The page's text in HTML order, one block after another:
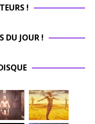
!
DU JOUR !